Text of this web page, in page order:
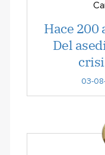
Hace 200
Del
03-